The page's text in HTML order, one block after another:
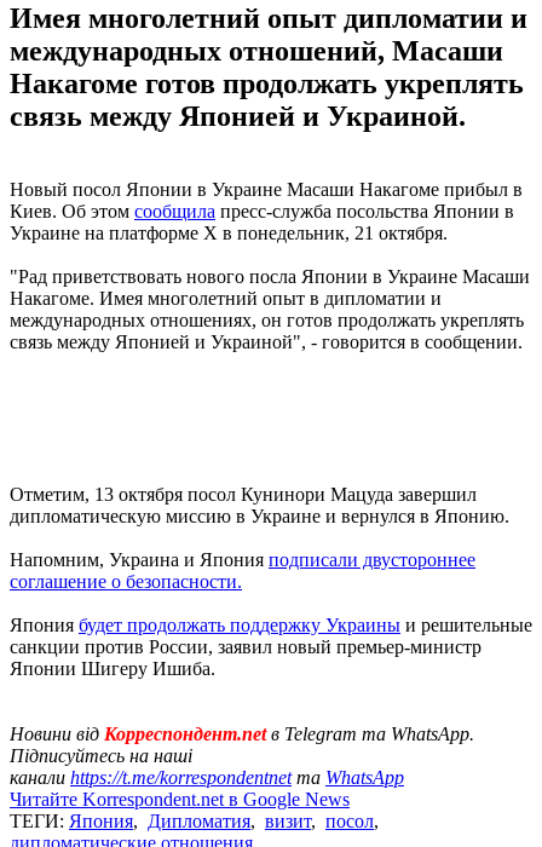
Имея многолетний опыт дипломатии и
международных отношений, Масаши
Накагоме готов продолжать укреплять
связь между Японией и Украиной.
Новый посол Японии в Украине Масаши Накагоме прибыл в
Киев. Об этом сообщила пресс-служба посольства Японии в
Украине на платформе Х в понедельник, 21 октября.
"Рад приветствовать нового посла Японии в Украине Масаши
Накагоме. Имея многолетний опыт в дипломатии и
международных отношениях, он готов продолжать укреплять
связь между Японией и Украиной", - говорится в сообщении.
Отметим, 13 октября посол Кунинори Мацуда завершил
дипломатическую миссию в Украине и вернулся в Японию.
Напомним, Украина и Япония подписали двустороннее
соглашение о безопасности.
Япония будет продолжать поддержку Украины и решительные
санкции против России, заявил новый премьер-министр
Японии Шигеру Ишиба.
Новини від Корреспондент.netв Telegram та WhatsApp.
Підписуйтесь на наші
канали https://t.me/korrespondentnetта WhatsApp
Читайте Korrespondent.net в Google News
ТЕГИ: Япония, Дипломатия, визит, посол,
дипломатические отношения